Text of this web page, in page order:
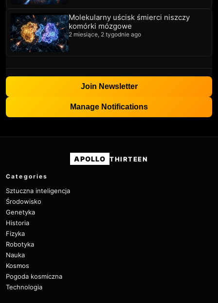
Molekularny uścisk śmierci niszczy
komórki mózgowe
2 miesiące, 2 tygodnie ago
Join Newsletter
Manage Notifications
APOLLO THIRTEEN
Categories
Sztuczna inteligencja
Środowisko
Genetyka
Historia
Fizyka
Robotyka
Nauka
Kosmos
Pogoda kosmiczna
Technologia